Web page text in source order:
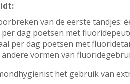
van de eerste
per dag poetsen met
per dag poetsen met
andere vormen van
het gebruik van